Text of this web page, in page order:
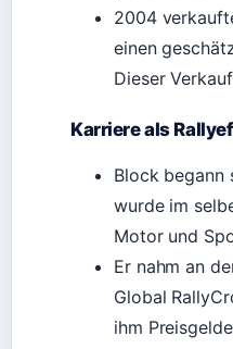
2004
einen
Dieser
Karriere als
Block begann
wurde im
Motor und
Er nahm an
Global
ihm